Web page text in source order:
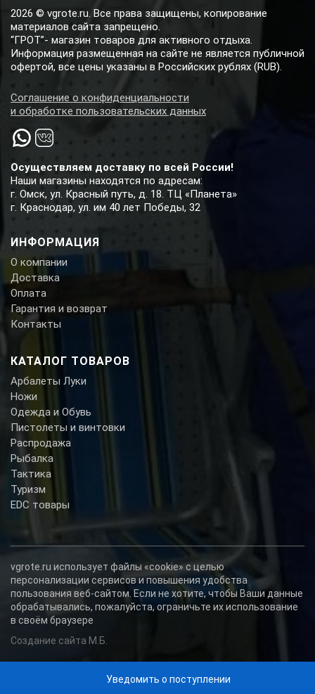
Уведомить о поступлении
Осуществляем доставку по всей России!
Наши магазины находятся по адресам:
г. Омск, ул. Красный путь, д. 18. ТЦ «Планета»
г. Краснодар, ул. им 40 лет Победы, 32
ИНФОРМАЦИЯ
О компании
Доставка
Оплата
Гарантия и возврат
Контакты
КАТАЛОГ ТОВАРОВ
Арбалеты Луки
Ножи
Одежда и Обувь
Пистолеты и винтовки
Распродажа
Рыбалка
Тактика
Туризм
EDC товары
2026 © vgrote.ru. Все права защищены, копирование
материалов сайта запрещено.
“ГРОТ”- магазин товаров для активного отдыха.
Информация размещенная на сайте не является публичной
офертой, все цены указаны в Российских рублях (RUB).
Соглашение о конфиденциальности
и обработке пользовательских данных
vgrote.ru использует файлы «cookie» с целью
персонализации сервисов и повышения удобства
пользования веб-сайтом. Если не хотите, чтобы Ваши данные
обрабатывались, пожалуйста, ограничьте их использование
в своём браузере
Создание сайта М.Б.